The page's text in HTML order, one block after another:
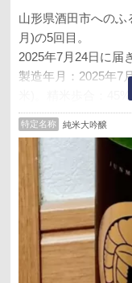
山形県酒田市への
月)の5回目。
2025年7月24日に届
製造年月：2025年7
米)。精米歩合：
『控えめで、派手な
タリで、純米大吟
(ふるさと納税サイト
特定名称 純米大吟醸